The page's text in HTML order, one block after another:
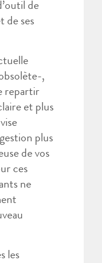
de
de ses
,
repartir
et plus
plus
de vos
ces
ne
les